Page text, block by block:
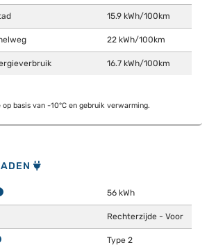
15.9 kWh/100km
22 kWh/100km
16.7 kWh/100km
op basis van -10°C en gebruik verwarming.
56 kWh
Rechterzijde - Voor
Type 2